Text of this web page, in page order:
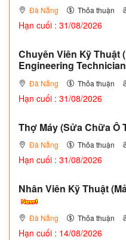
Đà Nẵng Thỏa thuận
Hạn cuối : 31/08/2026
Chuyên Viên Kỹ Thuật
Engineering Technician
Đà Nẵng Thỏa thuận
Hạn cuối : 31/08/2026
Thợ Máy (Sửa Chữa Ô
Đà Nẵng Thỏa thuận
Hạn cuối : 31/08/2026
Nhân Viên Kỹ Thuật
Đà Nẵng Thỏa thuận
Hạn cuối : 14/08/2026